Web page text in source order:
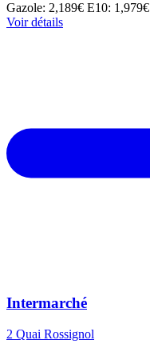
Gazole: 2,189€ E10: 1,979€
Voir détails
Intermarché
2 Quai Rossignol